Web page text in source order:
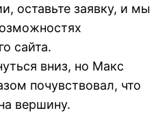
оставьте заявку, и мы
сайта.
вниз, но Макс
почувствовал, что
вершину.